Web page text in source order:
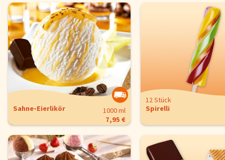
Sahne-Eierlikör
1000 ml
7,95 €
12 Stück
Spirelli